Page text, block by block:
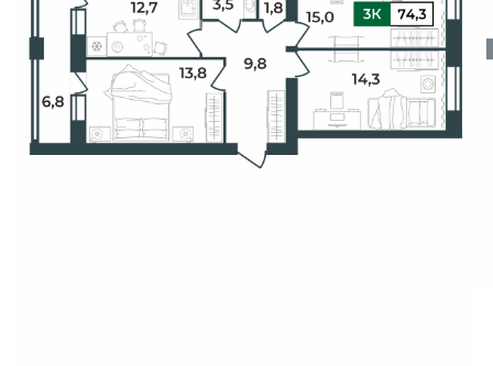
Выбор недвижимости
Свои Люди
Офис продаж